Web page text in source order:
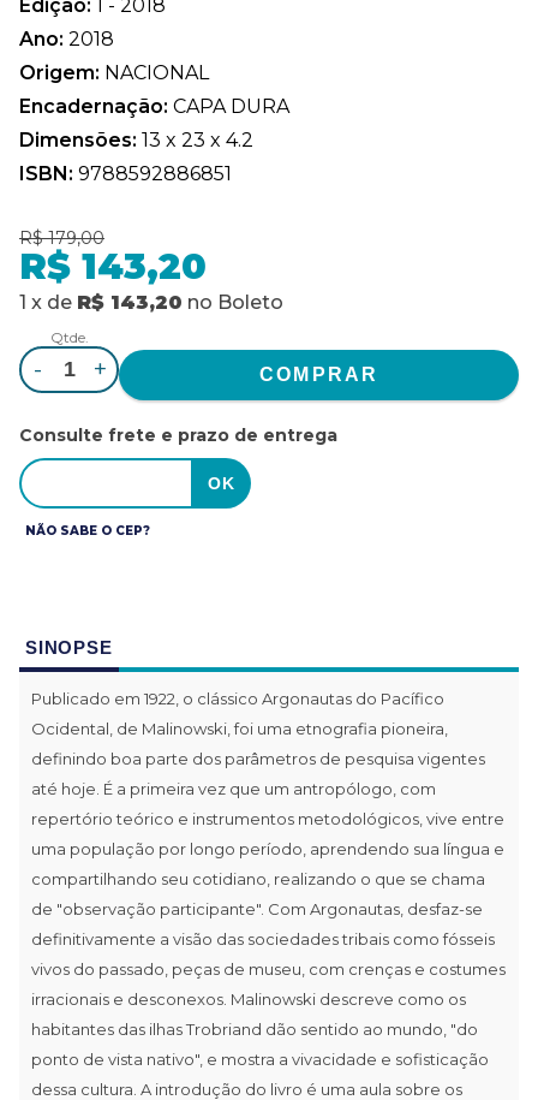
Edição: 1 - 2018
Ano: 2018
Origem: NACIONAL
Encadernação: CAPA DURA
Dimensões: 13 x 23 x 4.2
ISBN: 9788592886851
R$ 179,00
R$ 143,20
1 x de R$ 143,20 no Boleto
Qtde.
- +
Consulte frete e prazo de entrega
NÃO SABE O CEP?
SINOPSE
Publicado em 1922, o clássico Argonautas do Pacífico
Ocidental, de Malinowski, foi uma etnografia pioneira,
definindo boa parte dos parâmetros de pesquisa vigentes
até hoje. É a primeira vez que um antropólogo, com
repertório teórico e instrumentos metodológicos, vive entre
uma população por longo período, aprendendo sua língua e
compartilhando seu cotidiano, realizando o que se chama
de "observação participante". Com Argonautas, desfaz-se
definitivamente a visão das sociedades tribais como fósseis
vivos do passado, peças de museu, com crenças e costumes
irracionais e desconexos. Malinowski descreve como os
habitantes das ilhas Trobriand dão sentido ao mundo, "do
ponto de vista nativo", e mostra a vivacidade e sofisticação
dessa cultura. A introdução do livro é uma aula sobre os